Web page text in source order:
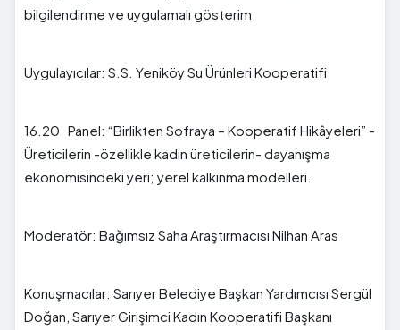
bilgilendirme ve uygulamalı gösterim
Uygulayıcılar: S.S. Yeniköy Su Ürünleri Kooperatifi
16.20 Panel: “Birlikten Sofraya – Kooperatif Hikâyeleri” -
Üreticilerin -özellikle kadın üreticilerin- dayanışma
ekonomisindeki yeri; yerel kalkınma modelleri.
Moderatör: Bağımsız Saha Araştırmacısı Nilhan Aras
Konuşmacılar: Sarıyer Belediye Başkan Yardımcısı Sergül
Doğan, Sarıyer Girişimci Kadın Kooperatifi Başkanı